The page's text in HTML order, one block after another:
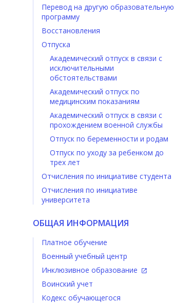
Перевод на другую образовательную
программу
Восстановления
Отпуска
Академический отпуск в связи с
исключительными
обстоятельствами
Академический отпуск по
медицинским показаниям
Академический отпуск в связи с
прохождением военной службы
Отпуск по беременности и родам
Отпуск по уходу за ребенком до
трех лет
Отчисления по инициативе студента
Отчисления по инициативе
университета
ОБЩАЯ ИНФОРМАЦИЯ
Платное обучение
Военный учебный центр
Инклюзивное образование
Воинский учет
Кодекс обучающегося